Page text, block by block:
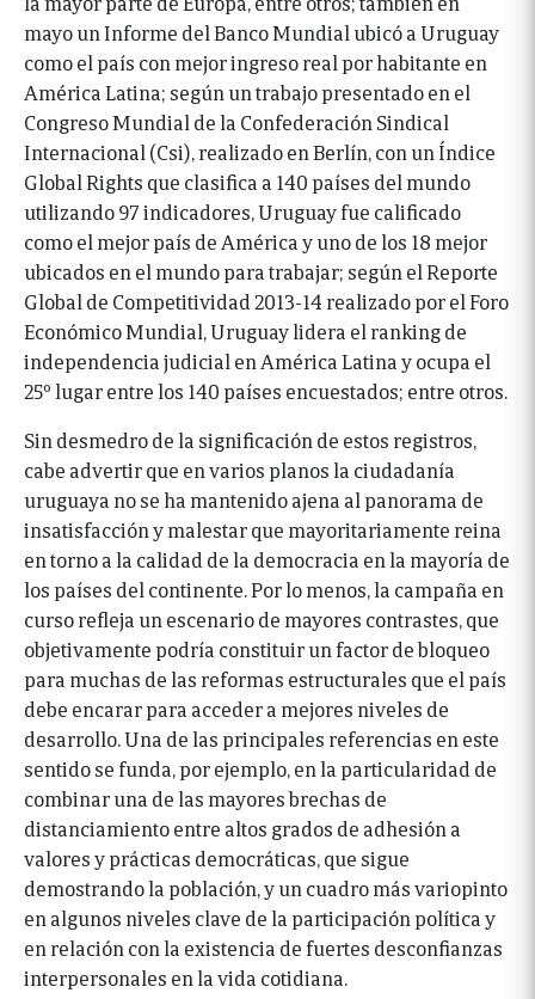
mayo un Informe del Banco Mundial ubicó a Uruguay
como el país con mejor ingreso real por habitante en
América Latina; según un trabajo presentado en el
Congreso Mundial de la Confederación Sindical
Internacional (Csi), realizado en Berlín, con un Índice
Global Rights que clasifica a 140 países del mundo
utilizando 97 indicadores, Uruguay fue calificado
como el mejor país de América y uno de los 18 mejor
ubicados en el mundo para trabajar; según el Reporte
Global de Competitividad 2013-14 realizado por el Foro
Económico Mundial, Uruguay lidera el ranking de
independencia judicial en América Latina y ocupa el
25º lugar entre los 140 países encuestados; entre otros.
Sin desmedro de la significación de estos registros,
cabe advertir que en varios planos la ciudadanía
uruguaya no se ha mantenido ajena al panorama de
insatisfacción y malestar que mayoritariamente reina
en torno a la calidad de la democracia en la mayoría de
los países del continente. Por lo menos, la campaña en
curso refleja un escenario de mayores contrastes, que
objetivamente podría constituir un factor de bloqueo
para muchas de las reformas estructurales que el país
debe encarar para acceder a mejores niveles de
desarrollo. Una de las principales referencias en este
sentido se funda, por ejemplo, en la particularidad de
combinar una de las mayores brechas de
distanciamiento entre altos grados de adhesión a
valores y prácticas democráticas, que sigue
demostrando la población, y un cuadro más variopinto
en algunos niveles clave de la participación política y
en relación con la existencia de fuertes desconfianzas
interpersonales en la vida cotidiana.